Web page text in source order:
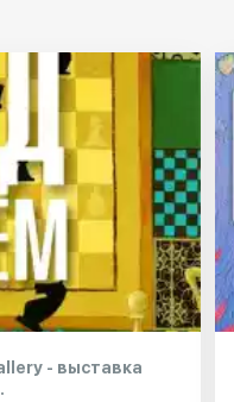
- выставка